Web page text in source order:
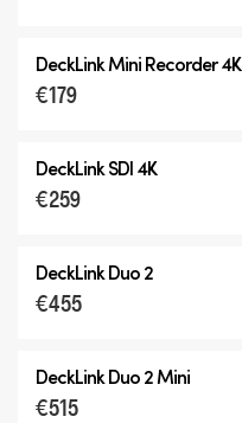
DeckLink Mini Recorder 4K
€179
DeckLink SDI 4K
€259
DeckLink Duo 2
€455
DeckLink Duo 2 Mini
€515